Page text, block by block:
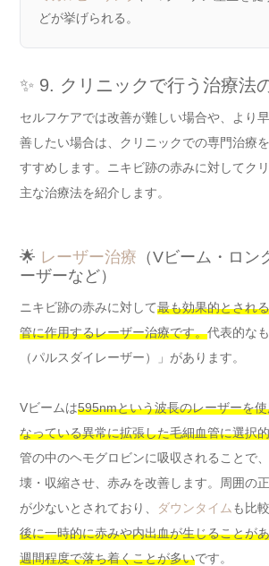
どが挙げられる。
✨ 9. クリニックで行う治療法
セルフケアでは改善が難しい場合や、より
善したい場合は、クリニックでの専門治療
すすめします。ニキビ跡の赤みに対してク
主な治療法を紹介します。
🌟 レーザー治療 （Vビーム・ロン
ーザーなど）
ニキビ跡の赤みに対して最も効果的とされ
管に作用するレーザー治療です。代表的な
（パルスダイレーザー）」があります。
Vビームは595nmという波長のレーザーを
なっている異常に拡張した毛細血管に選択
管の中のヘモグロビンに吸収されることで
壊・収縮させ、赤みを改善します。周囲の
が少ないとされており、
ダウンタイム も比
後に一時的に赤みや内出血が生じることが
週間程度で落ち着くことが多いです。